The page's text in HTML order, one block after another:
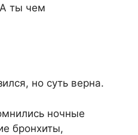
ты чем
но суть верна.
ночные
бронхиты,